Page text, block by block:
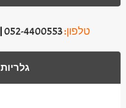
טלפון:052-4400553
גלריות